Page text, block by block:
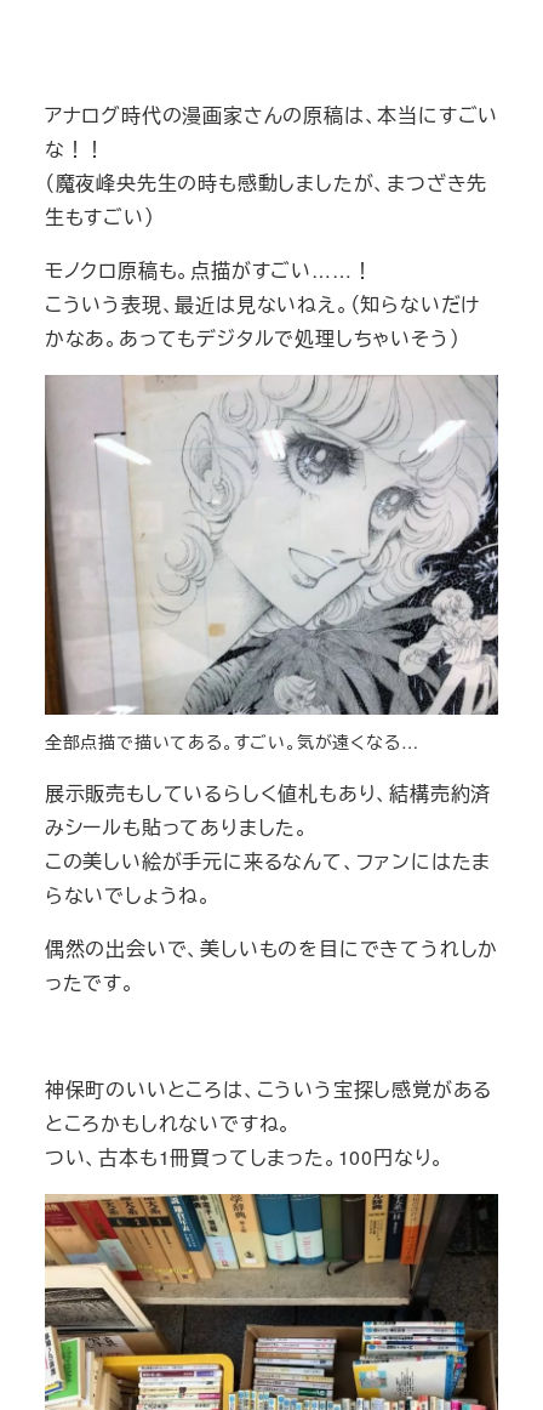
アナログ時代の漫画家さんの原稿は、本当にすごい
な！！
（魔夜峰央先生の時も感動しましたが、まつざき先
生もすごい）
モノクロ原稿も。点描がすごい……！
こういう表現、最近は見ないねえ。（知らないだけ
かなあ。あってもデジタルで処理しちゃいそう）
全部点描で描いてある。すごい。気が遠くなる…
展示販売もしているらしく値札もあり、結構売約済
みシールも貼ってありました。
この美しい絵が手元に来るなんて、ファンにはたま
らないでしょうね。
偶然の出会いで、美しいものを目にできてうれしか
ったです。
神保町のいいところは、こういう宝探し感覚がある
ところかもしれないですね。
つい、古本も1冊買ってしまった。100円なり。